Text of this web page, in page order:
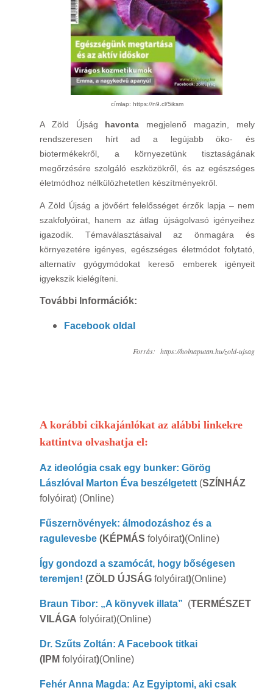
címlap: https://n9.cl/5iksm
A Zöld Újság havonta megjelenő magazin, mely
rendszeresen hírt ad a legújabb öko- és
biotermékekről, a környezetünk tisztaságának
megőrzésére szolgáló eszközökről, és az egészséges
életmódhoz nélkülözhetetlen készítményekről.
A Zöld Újság a jövőért felelősséget érzők lapja – nem
szakfolyóirat, hanem az átlag újságolvasó igényeihez
igazodik. Témaválasztásaival az önmagára és
környezetére igényes, egészséges életmódot folytató,
alternatív gyógymódokat kereső emberek igényeit
igyekszik kielégíteni.
További Információk:
Facebook oldal
Forrás: https://holnaputan.hu/zold-ujsag
A korábbi cikkajánlókat az alábbi linkekre
kattintva olvashatja el:
Az ideológia csak egy bunker: Görög
Lászlóval Marton Éva beszélgetett (SZÍNHÁZ
folyóirat) (Online)
Fűszernövények: álmodozáshoz és a
ragulevesbe (KÉPMÁS folyóirat)(Online)
Így gondozd a szamócát, hogy bőségesen
teremjen! (ZÖLD ÚJSÁG folyóirat)(Online)
Braun Tibor: „A könyvek illata” (TERMÉSZET
VILÁGA folyóirat)(Online)
Dr. Szűts Zoltán: A Facebook titkai
(IPM folyóirat)(Online)
Fehér Anna Magda: Az Egyiptomi, aki csak